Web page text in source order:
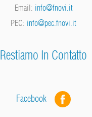
Email: info@fnovi.it
PEC: info@pec.fnovi.it
Restiamo In Contatto
Facebook